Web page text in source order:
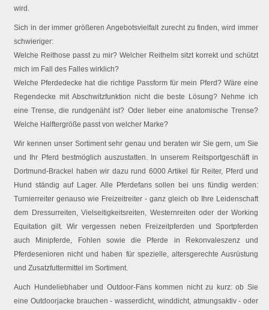
wird.
Sich in der immer größeren Angebotsvielfalt zurecht zu finden, wird immer
schwieriger:
Welche Reithose passt zu mir? Welcher Reithelm sitzt korrekt und schützt
mich im Fall des Falles wirklich?
Welche Pferdedecke hat die richtige Passform für mein Pferd? Wäre eine
Regendecke mit Abschwitzfunktion nicht die beste Lösung? Nehme ich
eine Trense, die rundgenäht ist? Oder lieber eine anatomische Trense?
Welche Halftergröße passt von welcher Marke?
Wir kennen unser Sortiment sehr genau und beraten wir Sie gern, um Sie
und Ihr Pferd bestmöglich auszustatten. In unserem Reitsportgeschäft in
Dortmund-Brackel haben wir dazu rund 6000 Artikel für Reiter, Pferd und
Hund ständig auf Lager. Alle Pferdefans sollen bei uns fündig werden:
Turnierreiter genauso wie Freizeitreiter - ganz gleich ob Ihre Leidenschaft
dem Dressurreiten, Vielseitigkeitsreiten, Westernreiten oder der Working
Equitation gilt. Wir vergessen neben Freizeitpferden und Sportpferden
auch Minipferde, Fohlen sowie die Pferde in Rekonvaleszenz und
Pferdesenioren nicht und haben für spezielle, altersgerechte Ausrüstung
und Zusatzfuttermittel im Sortiment.
Auch Hundeliebhaber und Outdoor-Fans kommen nicht zu kurz: ob Sie
eine Outdoorjacke brauchen - wasserdicht, winddicht, atmungsaktiv - oder